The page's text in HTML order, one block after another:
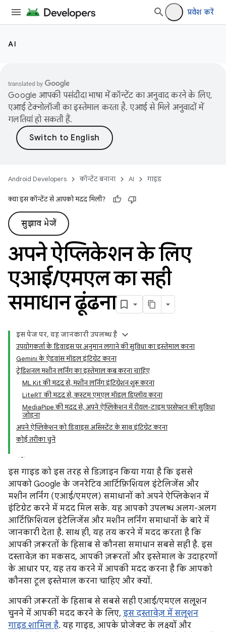
प्रवेश करें
AI
Google आपकी पसंदीदा भाषा में कॉन्टेंट का अनुवाद करने के लिए,
एआई टेक्नोलॉजी का इस्तेमाल करता है. एआई से मिले अनुवादों में
गलतियां हो सकती हैं.
Android Developers कॉन्टेंट बनाना AI गाइड
क्या इस कॉन्टेंट से आपको मदद मिली?
सुझाव भेजें
अपने ऐप्लिकेशन के लिए
एआई/एमएल का सही
समाधान ढूंढना
इस पेज पर, यह जानकारी उपलब्ध है
उपयोगकर्ता के डिवाइस पर अनुमान लगाने की सुविधा का इस्तेमाल करना
Gemini के ऐडवांस मॉडल इंटिग्रेट करना
ट्रेडिशनल मशीन लर्निंग का इस्तेमाल कब करना चाहिए
ML Kit की मदद से, मशीन लर्निंग इंटिग्रेशन शुरू करना
LiteRT की मदद से, कस्टम एमएल मॉडल डिप्लॉय करना
MediaPipe की मदद से, अपने ऐप्लिकेशन में रीयल-टाइम परसेप्शन की सुविधा
जोड़ना
अपने ऐप्लिकेशन को डिवाइस असिस्टेंट के साथ इंटिग्रेट करना
कोई तरीका चुनें
इस गाइड को इस तरह से डिज़ाइन किया गया है कि इससे
आपको Google के जनरेटिव आर्टिफ़िशियल इंटेलिजेंस और
मशीन लर्निंग (एआई/एमएल) समाधानों को अपने ऐप्लिकेशन में
इंटिग्रेट करने में मदद मिल सके. यह आपको उपलब्ध अलग-अलग
आर्टिफ़िशियल इंटेलिजेंस और मशीन लर्निंग समाधानों के बारे में
जानकारी देता है. साथ ही, यह तय करने में मदद करता है कि
आपकी ज़रूरतों के हिसाब से कौनसा समाधान सबसे सही है. इस
दस्तावेज़ का मकसद, आपकी ज़रूरतों और इस्तेमाल के उदाहरणों
के आधार पर, यह तय करने में आपकी मदद करना है कि आपको
कौनसा टूल इस्तेमाल करना चाहिए और क्यों.
आपकी ज़रूरतों के हिसाब से सबसे सही एआई/एमएल सलूशन
चुनने में आपकी मदद करने के लिए, इस दस्तावेज़ में सलूशन
गाइड शामिल है. यह गाइड, आपके प्रोजेक्ट के लक्ष्यों और